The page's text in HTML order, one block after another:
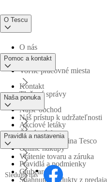
O Tescu
O nás
Voľné pracovné miesta
Tlačové správy
Náš prístup k udržateľnosti
Obchodná skupina Tesco
Pomoc a kontakt
Kontakt
Nájsť obchod
Časté otázky
Vrátenie tovaru a záruka
Stiahnuté produkty z predaja
Naša ponuka
Akciové letáky
Online nákupy
Clubcard
Pravidlá a nastavenia
Pravidlá a podmienky
Sledujte nás